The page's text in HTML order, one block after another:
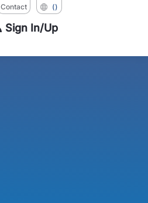
Contact ()
Sign In/Up